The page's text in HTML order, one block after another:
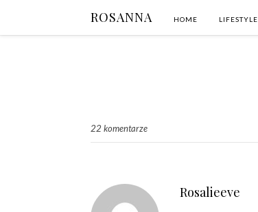
ROSANNA HOME LIFESTYLE
22 komentarze
Rosalieeve